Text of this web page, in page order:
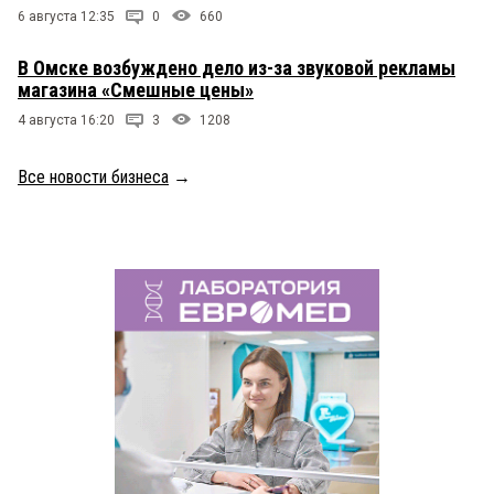
6 августа 12:35 0 660
В Омске возбуждено дело из-за звуковой рекламы
магазина «Смешные цены»
4 августа 16:20 3 1208
Все новости бизнеса →